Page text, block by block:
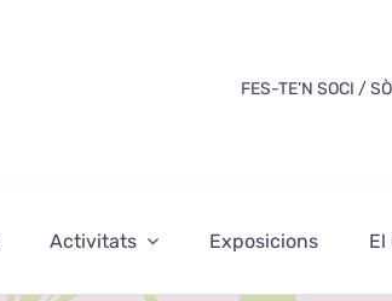
FES-TE’N SOCI /
Activitats Exposicions El